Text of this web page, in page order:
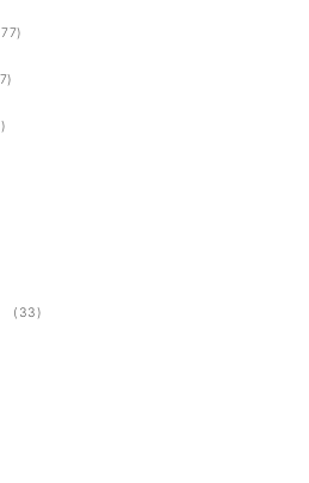
(33)